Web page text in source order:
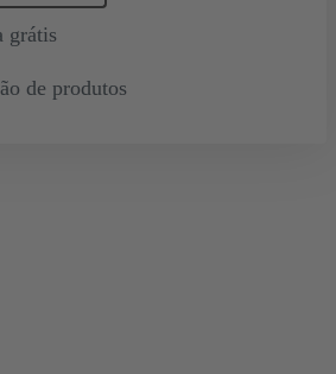
grátis
de produtos